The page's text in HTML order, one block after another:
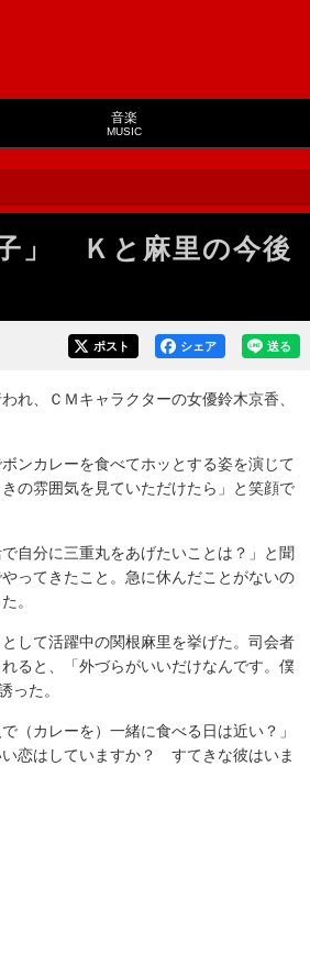
音楽
MUSIC
」 Ｋと麻里の今後
送る
シェア
ポスト
れ、ＣＭキャラクターの女優鈴木京香、
ンカレーを食べてホッとする姿を演じて
の雰囲気を見ていただけたら」と笑顔で
自分に三重丸をあげたいことは？」と聞
ってきたこと。急に休んだことがないの
。
して活躍中の関根麻里を挙げた。司会者
ると、「外づらがいいだけなんです。僕
誘った。
（カレーを）一緒に食べる日は近い？」
恋はしていますか？ すてきな彼はいま